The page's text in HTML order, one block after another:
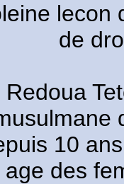
lecon
de
Redoua
10
des